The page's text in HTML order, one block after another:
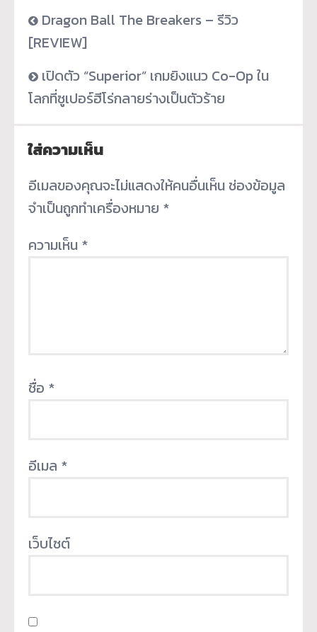
Dragon Ball The Breakers – รีวิว
[REVIEW]
เปิดตัว “Superior” เกมยิงแนว Co-Op ใน
โลกที่ซูเปอร์ฮีโร่กลายร่างเป็นตัวร้าย
ใส่ความเห็น
อีเมลของคุณจะไม่แสดงให้คนอื่นเห็น ช่องข้อมูล
จำเป็นถูกทำเครื่องหมาย *
ความเห็น *
ชื่อ *
อีเมล *
เว็บไซต์